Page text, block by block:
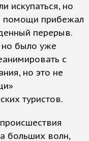
искупаться, но
помощи прибежал
перерыв.
но было уже
с
но это не
туристов.
больших волн,